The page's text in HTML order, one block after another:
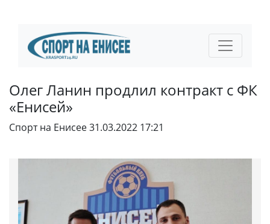
Олег Ланин продлил контракт с ФК
«Енисей»
Спорт на Енисее31.03.2022 17:21